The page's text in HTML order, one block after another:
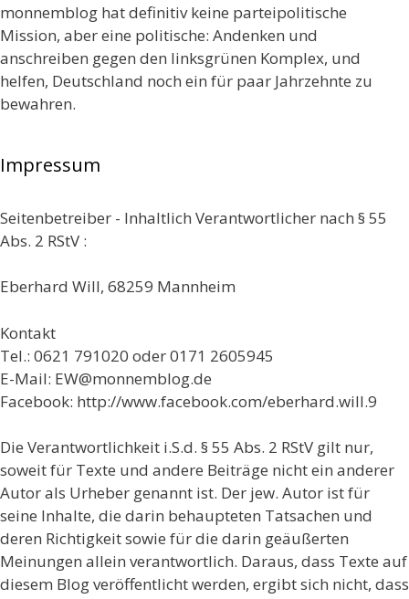
monnemblog hat definitiv keine parteipolitische
Mission, aber eine politische: Andenken und
anschreiben gegen den linksgrünen Komplex, und
helfen, Deutschland noch ein für paar Jahrzehnte zu
bewahren.
Impressum
Seitenbetreiber - Inhaltlich Verantwortlicher nach § 55
Abs. 2 RStV :
Eberhard Will, 68259 Mannheim
Kontakt
Tel.: 0621 791020 oder 0171 2605945
E-Mail: EW@monnemblog.de
Facebook: http://www.facebook.com/eberhard.will.9
Die Verantwortlichkeit i.S.d. § 55 Abs. 2 RStV gilt nur,
soweit für Texte und andere Beiträge nicht ein anderer
Autor als Urheber genannt ist. Der jew. Autor ist für
seine Inhalte, die darin behaupteten Tatsachen und
deren Richtigkeit sowie für die darin geäußerten
Meinungen allein verantwortlich. Daraus, dass Texte auf
diesem Blog veröffentlicht werden, ergibt sich nicht, dass